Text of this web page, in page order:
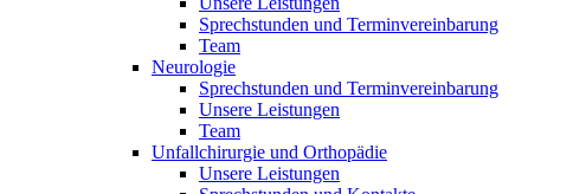
Sprechstunden und Terminvereinbarung
Team
Neurologie
Sprechstunden und Terminvereinbarung
Unsere Leistungen
Team
Unfallchirurgie und Orthopädie
Unsere Leistungen